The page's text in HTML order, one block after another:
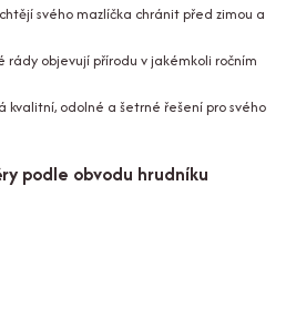
svého mazlíčka chránit před zimou a
rády objevují přírodu v jakémkoli ročním
kvalitní, odolné a šetrné řešení pro svého
podle obvodu hrudníku